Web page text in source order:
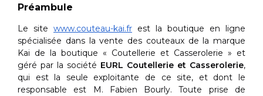
Préambule
Le site www.couteau-kai.fr est la boutique en ligne
spécialisée dans la vente des couteaux de la marque
Kai de la boutique « Coutellerie et Casserolerie » et
géré par la société EURL Coutellerie et Casserolerie,
qui est la seule exploitante de ce site, et dont le
responsable est M. Fabien Bourly. Toute prise de